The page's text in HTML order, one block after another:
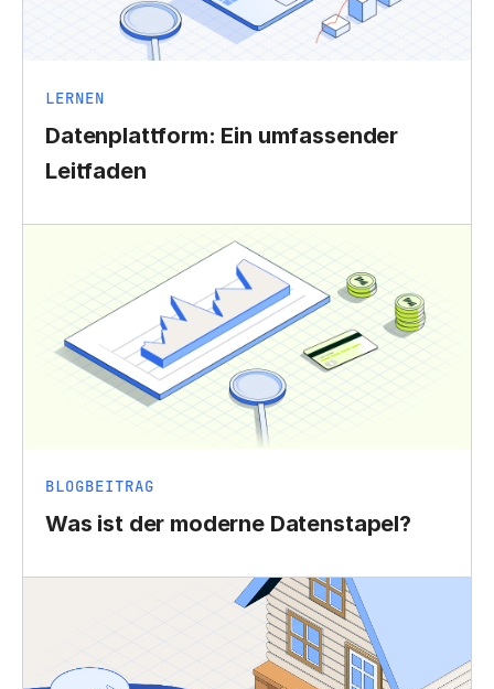
LERNEN
Datenplattform: Ein umfassender
Leitfaden
BLOGBEITRAG
Was ist der moderne Datenstapel?